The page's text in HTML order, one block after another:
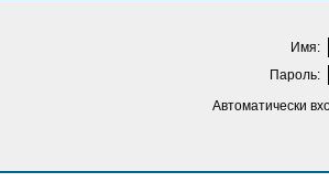
Имя:
Пароль:
Автоматически